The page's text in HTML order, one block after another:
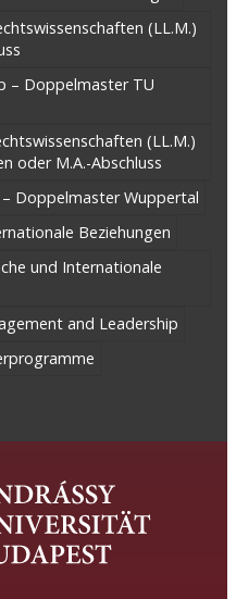
(LL.M.)
– Doppelmaster TU
(LL.M.)
oder M.A.-Abschluss
Doppelmaster Wuppertal
Beziehungen
und Internationale
and Leadership